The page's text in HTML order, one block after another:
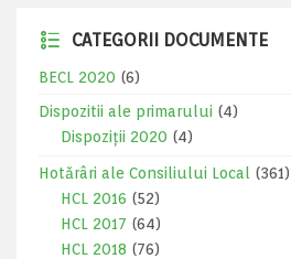
CATEGORII DOCUMENTE
BECL 2020 (6)
Dispozitii ale primarului (4)
Dispoziții 2020 (4)
Hotărâri ale Consiliului Local
(361)
HCL 2016 (52)
HCL 2017 (64)
HCL 2018 (76)